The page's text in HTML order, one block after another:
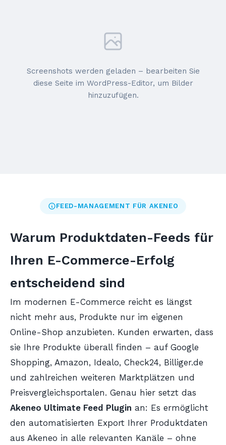
Screenshots werden geladen – bearbeiten Sie
diese Seite im WordPress-Editor, um Bilder
hinzuzufügen.
FEED-MANAGEMENT FÜR AKENEO
Warum Produktdaten-Feeds für
Ihren E-Commerce-Erfolg
entscheidend sind
Im modernen E-Commerce reicht es längst
nicht mehr aus, Produkte nur im eigenen
Online-Shop anzubieten. Kunden erwarten, dass
sie Ihre Produkte überall finden – auf Google
Shopping, Amazon, Idealo, Check24, Billiger.de
und zahlreichen weiteren Marktplätzen und
Preisvergleichsportalen. Genau hier setzt das
Akeneo Ultimate Feed Plugin an: Es ermöglicht
den automatisierten Export Ihrer Produktdaten
aus Akeneo in alle relevanten Kanäle – ohne